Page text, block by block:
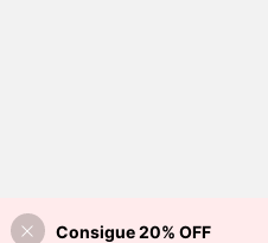
Consigue 20% OFF